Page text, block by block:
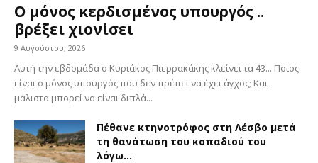
Ο μόνος κερδισμένος υπουργός ..
βρέξει χιονίσει
9 Αυγούστου, 2026
Αυτή την εβδομάδα ο Κυριάκος Πιερρακάκης κλείνει τα 43... Ποιος
είναι ο μόνος υπουργός που δεν πρέπει να έχει άγχος; Και
μάλιστα μπορεί να είναι διπλά...
Πέθανε κτηνοτρόφος στη Λέσβο μετά
τη θανάτωση του κοπαδιού του
λόγω...